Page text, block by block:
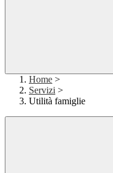
Home >
Servizi >
Utilità famiglie